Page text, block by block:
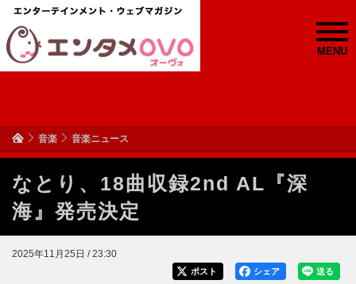
MENU
音楽 音楽ニュース
なとり、18曲収録2nd AL『深
海』発売決定
2025年11月25日 / 23:30
送る
シェア
ポスト